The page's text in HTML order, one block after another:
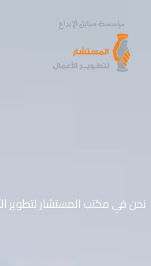
المحتوى
نحن في مكتب المستشار